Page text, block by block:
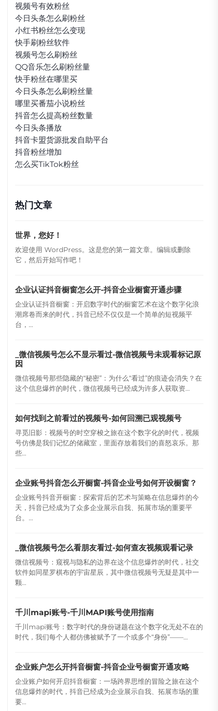
视频号有效粉丝
今日头条怎么刷粉丝
小红书粉丝怎么变现
快手刷粉丝软件
视频号怎么刷粉丝
QQ音乐怎么刷粉丝量
快手粉丝在哪里买
今日头条怎么刷粉丝量
哪里买番茄小说粉丝
抖音怎么提高粉丝数量
今日头条播放
抖音卡盟货源批发自助平台
抖音粉丝增加
怎么买TikTok粉丝
热门文章
世界，您好！
欢迎使用 WordPress。这是您的第一篇文章。编辑或删除
它，然后开始写作吧！
企业认证抖音橱窗怎么开-抖音企业橱窗开通步骤
企业认证抖音橱窗：开启数字时代的橱窗艺术在这个数字化浪
潮席卷而来的时代，抖音已经不仅仅是一个简单的短视频平
台，...
_微信视频号怎么不显示看过-微信视频号未观看标记原
因
微信视频号那些隐藏的“秘密”：为什么“看过”的痕迹会消失？在
这个信息爆炸的时代，微信视频号已经成为许多人获取资...
如何找到之前看过的视频号-如何回溯已观视频号
寻觅旧影：视频号的时空穿梭之旅在这个数字化的时代，视频
号仿佛是我们记忆的储藏室，里面存放着我们的喜怒哀乐。那
些...
企业账号抖音怎么开橱窗-抖音企业号如何开设橱窗？
企业账号抖音开橱窗：探索背后的艺术与策略在信息爆炸的今
天，抖音已经成为了众多企业展示自我、拓展市场的重要平
台。...
_微信视频号怎么看朋友看过-如何查友视频观看记录
微信视频号：窥视与隐私的边界在这个信息爆炸的时代，社交
软件如同星罗棋布的宇宙星辰，其中微信视频号无疑是其中一
颗...
千川mapi账号-千川MAPI账号使用指南
千川mapi账号：数字时代的身份谜题在这个数字化无处不在的
时代，我们每个人都仿佛被赋予了一个或多个“身份”——...
企业账户怎么开抖音橱窗-抖音企业号橱窗开通攻略
企业账户如何开启抖音橱窗：一场跨界思维的冒险之旅在这个
信息爆炸的时代，抖音已经成为企业展示自我、拓展市场的重
要...